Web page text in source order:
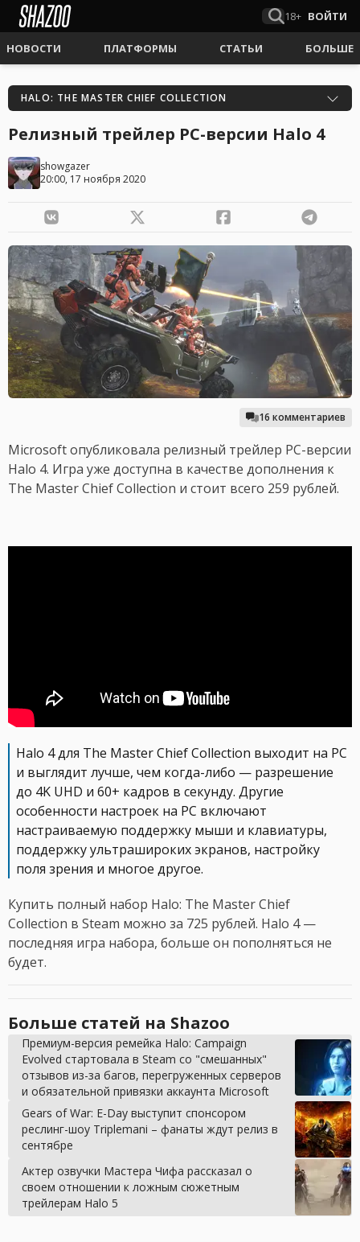
18+ ВОЙТИ
НОВОСТИ ПЛАТФОРМЫ СТАТЬИ БОЛЬШЕ
HALO: THE MASTER CHIEF COLLECTION
Релизный трейлер PC-версии Halo 4
showgazer
20:00, 17 ноября 2020
16 комментариев
Microsoft опубликовала релизный трейлер PC-версии
Halo 4. Игра уже доступна в качестве дополнения к
The Master Chief Collection и стоит всего 259 рублей.
Halo 4 для The Master Chief Collection выходит на PC
и выглядит лучше, чем когда-либо — разрешение
до 4K UHD и 60+ кадров в секунду. Другие
особенности настроек на PC включают
настраиваемую поддержку мыши и клавиатуры,
поддержку ультрашироких экранов, настройку
поля зрения и многое другое.
Купить полный набор Halo: The Master Chief
Collection в Steam можно за 725 рублей. Halo 4 —
последняя игра набора, больше он пополняться не
будет.
Больше статей на Shazoo
Премиум-версия ремейка Halo: Campaign
Evolved стартовала в Steam со "смешанных"
отзывов из-за багов, перегруженных серверов
и обязательной привязки аккаунта Microsoft
Gears of War: E-Day выступит спонсором
реслинг-шоу Triplemani – фанаты ждут релиз в
сентябре
Актер озвучки Мастера Чифа рассказал о
своем отношении к ложным сюжетным
трейлерам Halo 5